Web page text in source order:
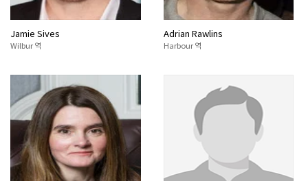
Jamie Sives
Wilbur 역
Adrian Rawlins
Harbour 역